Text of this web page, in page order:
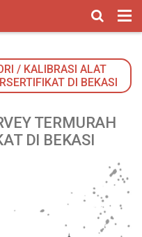
/ KALIBRASI ALAT
DI BEKASI
TERMURAH
DI BEKASI